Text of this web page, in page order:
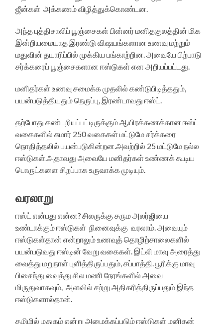
ஜீன்கள் அக்கணம் விழித்துக்கொண்டன.
அந்த புத்திசாலிப் பூஞ்சைகள் பின்னர் மனிதகுலத்தின் மிக
இன்றியமையாத இரண்டு விஷயங்களான உணவு மற்றும்
மதுவின் தயாரிப்பில் முக்கிய பங்காற்றின. அவையே பிற்பாடு
சர்க்கரைப் பூஞ்சைகளான ஈஸ்டுகள் என அறியப்பட்டது.
மனிதர்கள் உணவு சமைக்க முதலில் கண்டுபிடித்ததும்,
பயன்படுத்தியதும் நெருப்பு, இரண்டாவது ஈஸ்ட்.
தற்போது கண்டறியப்பட்டிருக்கும் ஆயிரக்கணக்கான ஈஸ்ட்
வகைகளில் சுமார் 250 வகைகள் மட்டுமே சர்க்கரை
நொதித்தலில் பயன்படுகின்றன.அவற்றில் 25 மட்டுமே நல்ல
ஈஸ்டுகள்.அதாவது அவையே மனிதர்கள் உண்ணக் கூடிய
பொருட்களை சிறப்பாக உருவாக்க முடியும்.
வரலாறு
ஈஸ்ட் என்பது என்ன? சிலருக்கு சரும அலர்ஜியை
உண்டாக்கும் ஈஸ்டுகள் நினைவுக்கு வரலாம். அவையும்
ஈஸ்டுகள்தான் என்றாலும் உணவுத் தொழிற்சாலைகளில்
பயன்படுவது ஈஸ்டின் வேறு வகைகள். இட்லி மாவு அரைத்து
வைத்து மறுநாள் புளித்திருப்பதும், சப்பாத்தி. பூரிக்கு மாவு
பிசைந்து வைத்து சில மணி நேரங்களில் அவை
மிருதுவாகவும், அளவில் சற்று அதிகரித்திருப்பதும் இந்த
ஈஸ்டுகளால்தான்.
தமிழில் மதுகம் என்று அழைக்கப்படும் ஈஸ்டுகள் மனிதன்